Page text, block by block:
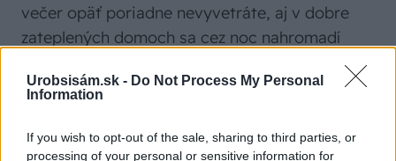
Urobsisám.sk - Do Not Process My Personal
Information
If you wish to opt-out of the sale, sharing to third parties, or
processing of your personal or sensitive information for
večer opäť poriadne nevyvetráte, aj v dobre
zateplených domoch sa cez noc nahromadí
vlhkosť – najlepšie pri okne. Nebezpečnejšia je
vlhkosť, ktorá sa nepozorovane usádza na